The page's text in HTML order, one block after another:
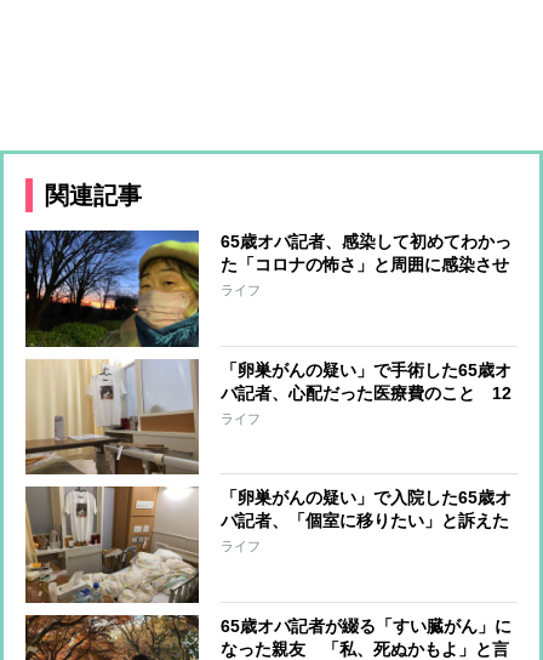
関連記事
65歳オバ記者、感染して初めてわかっ
た「コロナの怖さ」と周囲に感染させ
てしまった自責の念
ライフ
「卵巣がんの疑い」で手術した65歳オ
バ記者、心配だった医療費のこと 12
日間の入院で負担額は？
ライフ
「卵巣がんの疑い」で入院した65歳オ
バ記者、「個室に移りたい」と訴えた
時に看護師がピシャリと言った言葉
ライフ
65歳オバ記者が綴る「すい臓がん」に
なった親友 「私、死ぬかもよ」と言